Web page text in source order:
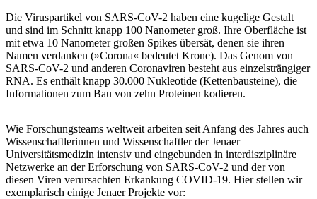
Die Viruspartikel von SARS-CoV-2 haben eine kugelige Gestalt
und sind im Schnitt knapp 100 Nanometer groß. Ihre Oberfläche ist
mit etwa 10 Nanometer großen Spikes übersät, denen sie ihren
Namen verdanken (»Corona« bedeutet Krone). Das Genom von
SARS-CoV-2 und anderen Coronaviren besteht aus einzelsträngiger
RNA. Es enthält knapp 30.000 Nukleotide (Kettenbausteine), die
Informationen zum Bau von zehn Proteinen kodieren.
Wie Forschungsteams weltweit arbeiten seit Anfang des Jahres auch
Wissenschaftlerinnen und Wissenschaftler der Jenaer
Universitätsmedizin intensiv und eingebunden in interdisziplinäre
Netzwerke an der Erforschung von SARS-CoV-2 und der von
diesen Viren verursachten Erkankung COVID-19. Hier stellen wir
exemplarisch einige Jenaer Projekte vor: